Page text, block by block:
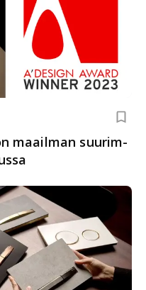
maail­man suurim­